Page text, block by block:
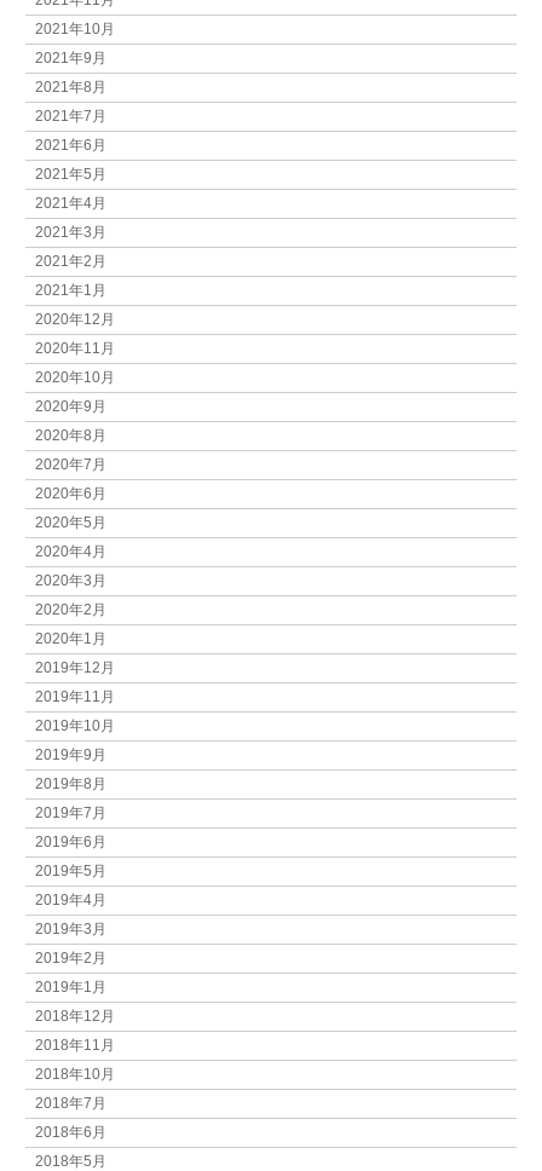
2021年10月
2021年9月
2021年8月
2021年7月
2021年6月
2021年5月
2021年4月
2021年3月
2021年2月
2021年1月
2020年12月
2020年11月
2020年10月
2020年9月
2020年8月
2020年7月
2020年6月
2020年5月
2020年4月
2020年3月
2020年2月
2020年1月
2019年12月
2019年11月
2019年10月
2019年9月
2019年8月
2019年7月
2019年6月
2019年5月
2019年4月
2019年3月
2019年2月
2019年1月
2018年12月
2018年11月
2018年10月
2018年7月
2018年6月
2018年5月